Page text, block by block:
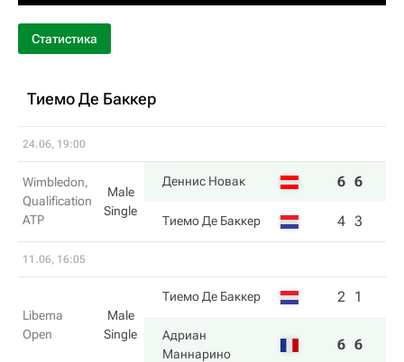
Статистика
Тиемо Де Баккер
24.06, 19:00
Wimbledon,
Qualification
ATP
Male
Single
Деннис Новак 6 6
Тиемо Де Баккер 4 3
11.06, 16:05
Libema
Open
Male
Single
Тиемо Де Баккер 2 1
Адриан
Маннарино
6 6